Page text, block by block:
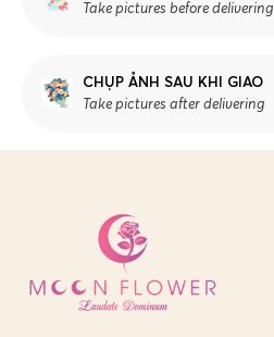
Take pictures before delivering
CHỤP ẢNH SAU KHI GIAO
Take pictures after delivering